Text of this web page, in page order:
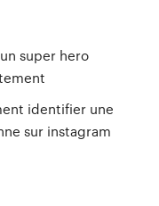
super hero
identifier une
sur instagram